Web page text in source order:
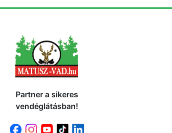
Partner a sikeres
vendéglátásban!